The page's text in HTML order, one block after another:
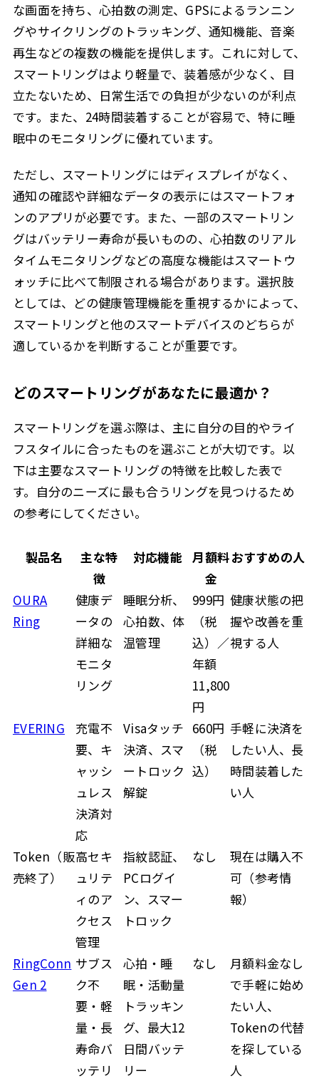
な画面を持ち、心拍数の測定、GPSによるランニン
グやサイクリングのトラッキング、通知機能、音楽
再生などの複数の機能を提供します。これに対して、
スマートリングはより軽量で、装着感が少なく、目
立たないため、日常生活での負担が少ないのが利点
です。また、24時間装着することが容易で、特に睡
眠中のモニタリングに優れています。
ただし、スマートリングにはディスプレイがなく、
通知の確認や詳細なデータの表示にはスマートフォ
ンのアプリが必要です。また、一部のスマートリン
グはバッテリー寿命が長いものの、心拍数のリアル
タイムモニタリングなどの高度な機能はスマートウ
ォッチに比べて制限される場合があります。選択肢
としては、どの健康管理機能を重視するかによって、
スマートリングと他のスマートデバイスのどちらが
適しているかを判断することが重要です。
どのスマートリングがあなたに最適か？
スマートリングを選ぶ際は、主に自分の目的やライ
フスタイルに合ったものを選ぶことが大切です。以
下は主要なスマートリングの特徴を比較した表で
す。自分のニーズに最も合うリングを見つけるため
の参考にしてください。
製品名
主な特
徴
対応機能 月額料
金
おすすめの人
OURA
Ring
健康デ
ータの
詳細な
モニタ
リング
睡眠分析、
心拍数、体
温管理
999円
（税
込）／
年額
11,800
円
健康状態の把
握や改善を重
視する人
EVERING
充電不
要、キ
ャッシ
ュレス
決済対
応
Visaタッチ
決済、スマ
ートロック
解錠
660円
（税
込）
手軽に決済を
したい人、長
時間装着した
い人
Token（販
売終了）
高セキ
ュリテ
ィのア
クセス
管理
指紋認証、
PCログイ
ン、スマー
トロック
なし
現在は購入不
可（参考情
報）
RingConn
Gen 2
サブス
ク不
要・軽
量・長
寿命バ
ッテリ
心拍・睡
眠・活動量
トラッキン
グ、最大12
日間バッテ
リー
なし
月額料金なし
で手軽に始め
たい人、
Tokenの代替
を探している
人